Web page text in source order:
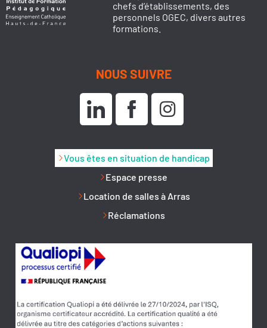
chefs d’établissements, des
personnels OGEC, divers autres
formations.
NOUS SUIVRE
Vous êtes en situation de handicap
Espace presse
Location de salles à Arras
Réclamations